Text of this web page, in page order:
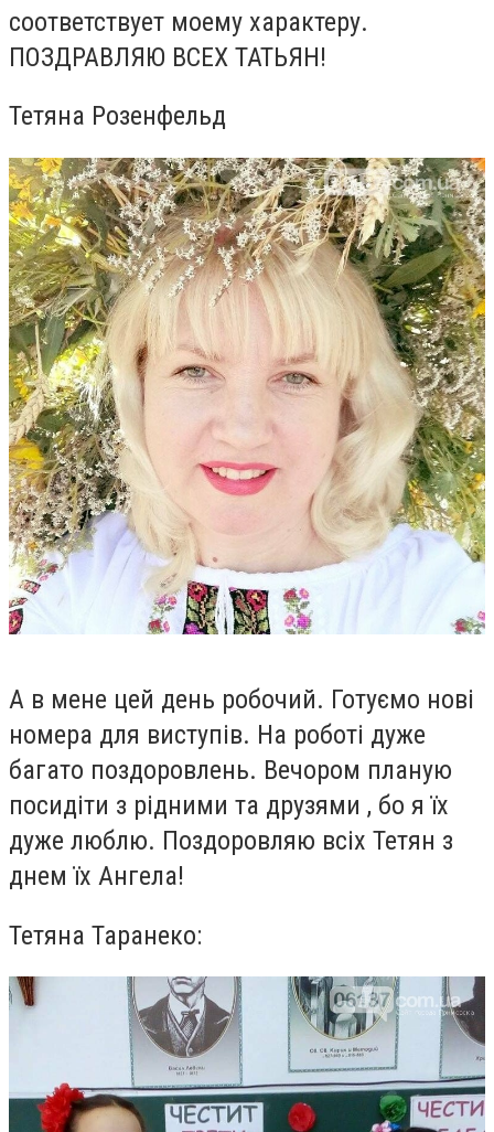
соответствует моему характеру.
ПОЗДРАВЛЯЮ ВСЕХ ТАТЬЯН!
Тетяна Розенфельд
А в мене цей день робочий. Готуємо нові
номера для виступів. На роботі дуже
багато поздоровлень. Вечором планую
посидіти з рідними та друзями , бо я їх
дуже люблю. Поздоровляю всіх Тетян з
днем їх Ангела!
Тетяна Таранеко: